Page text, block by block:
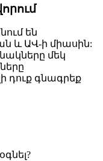
են
և ԱՎ-ի միասին:
մեկ
դուք գնագրեք